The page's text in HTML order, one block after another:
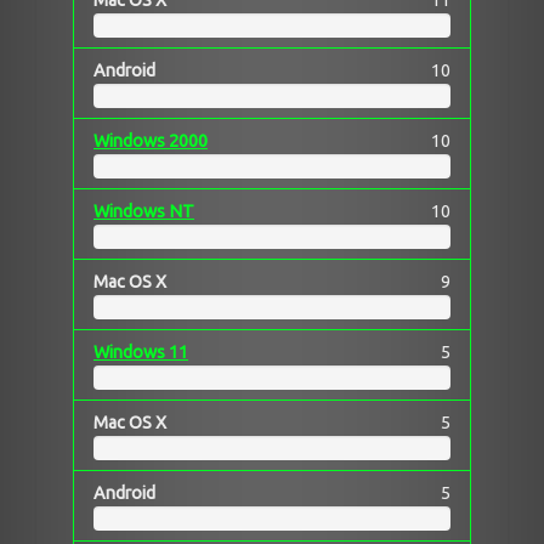
Android 10
Windows 2000 10
Windows NT 10
Mac OS X 9
Windows 11 5
Mac OS X 5
Android 5